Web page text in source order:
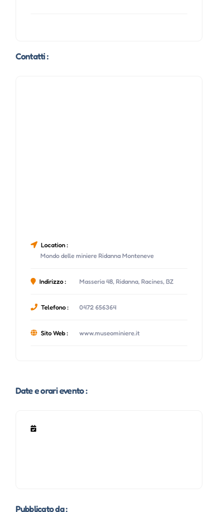
Contatti :
Location :
Mondo delle miniere Ridanna Monteneve
Indirizzo : Masseria 48, Ridanna, Racines, BZ
Telefono : 0472 656364
Sito Web : www.museominiere.it
Date e orari evento :
Pubblicato da :